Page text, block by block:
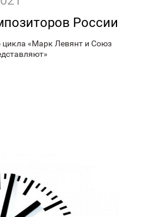
России
цикла «Марк Левянт и Союз